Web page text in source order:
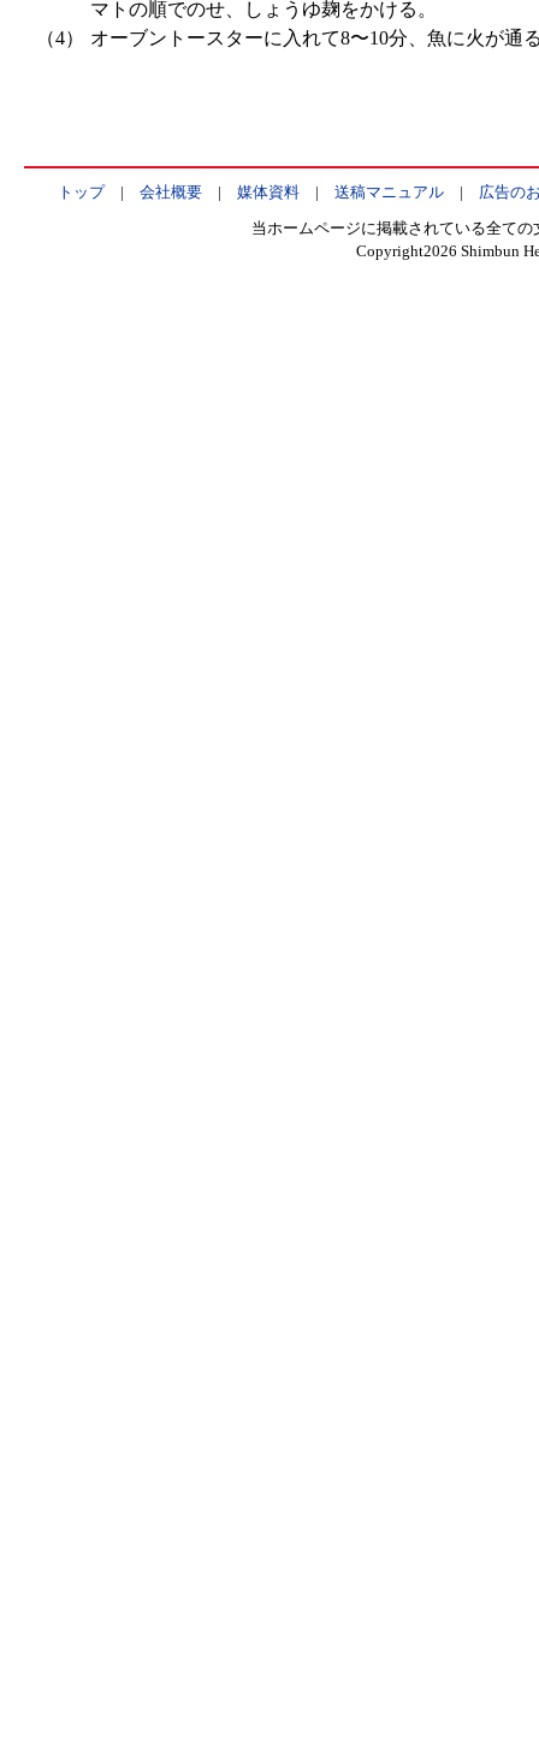
マトの順でのせ、しょうゆ麹をかける。
（4）
オーブントースターに入れて8〜10分、魚に火が通
トップ| 会社概要| 媒体資料| 送稿マニュアル| 広告の
当ホームページに掲載されている全て
Copyright2026 Shimbun